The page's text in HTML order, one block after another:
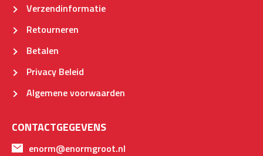
Verzendinformatie
Retourneren
Betalen
Privacy Beleid
Algemene voorwaarden
CONTACTGEGEVENS
enorm@enormgroot.nl